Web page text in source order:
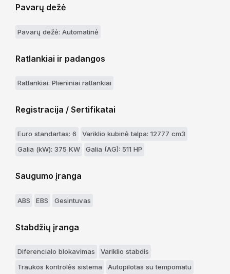
Pavarų dežė
Pavarų dežė: Automatinė
Ratlankiai ir padangos
Ratlankiai: Plieniniai ratlankiai
Registracija / Sertifikatai
Euro standartas: 6
Variklio kubinė talpa: 12777 cm3
Galia (kW): 375 KW
Galia (AG): 511 HP
Saugumo įranga
ABS EBS Gesintuvas
Stabdžių įranga
Diferencialo blokavimas
Variklio stabdis
Traukos kontrolės sistema
Autopilotas su tempomatu